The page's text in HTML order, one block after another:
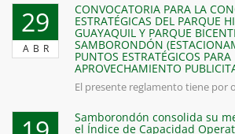
29
ABR
CONVOCATORIA PARA LA
ESTRATÉGICAS DEL PARQUE
GUAYAQUIL Y PARQUE
SAMBORONDÓN
PUNTOS ESTRATÉGICOS PARA
APROVECHAMIENTO
El presente reglamento tiene por
Samborondón consolida su
el Índice de Capacidad